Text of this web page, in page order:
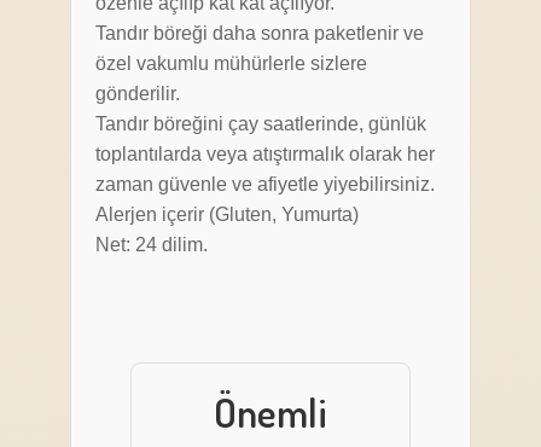
Tandır böreği daha sonra paketlenir ve
özel vakumlu mühürlerle sizlere
gönderilir.
Tandır böreğini çay saatlerinde, günlük
toplantılarda veya atıştırmalık olarak her
zaman güvenle ve afiyetle yiyebilirsiniz.
Alerjen içerir (Gluten, Yumurta)
Net: 24 dilim.
Önemli